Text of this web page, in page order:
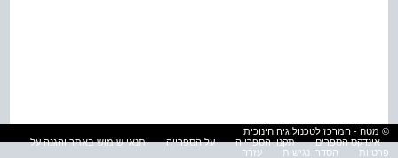
© מטח - המרכז לטכנולוגיה חינוכית
אינדקס הספרים
תקנון הספרייה על הספרייה
תנאי שימוש באתר והגנה על
פרטיות
הסדרי נגישות עזרה